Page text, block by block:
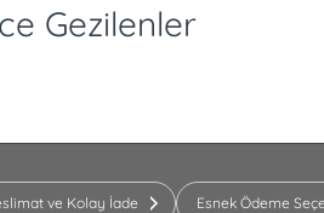
Gezilenler
ve Kolay İade Esnek Ödeme